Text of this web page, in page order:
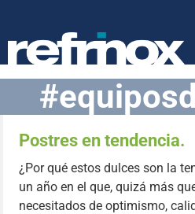
Postres en tendencia.
¿Por qué estos dulces son la
un año en el que, quizá más
necesitados de optimismo,